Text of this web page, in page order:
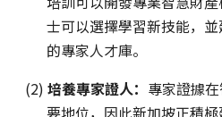
士可以選擇學習新技能，
的專家人才庫。
(2) 培養專家證人： 專家證據
要地位，因此新加坡正積